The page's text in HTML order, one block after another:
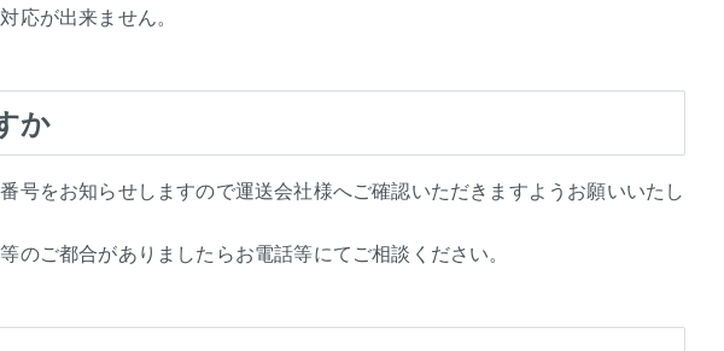
応が出来ません。
か
号をお知らせしますので運送会社様へご確認いただきますようお願いいたし
ご都合がありましたらお電話等にてご相談ください。